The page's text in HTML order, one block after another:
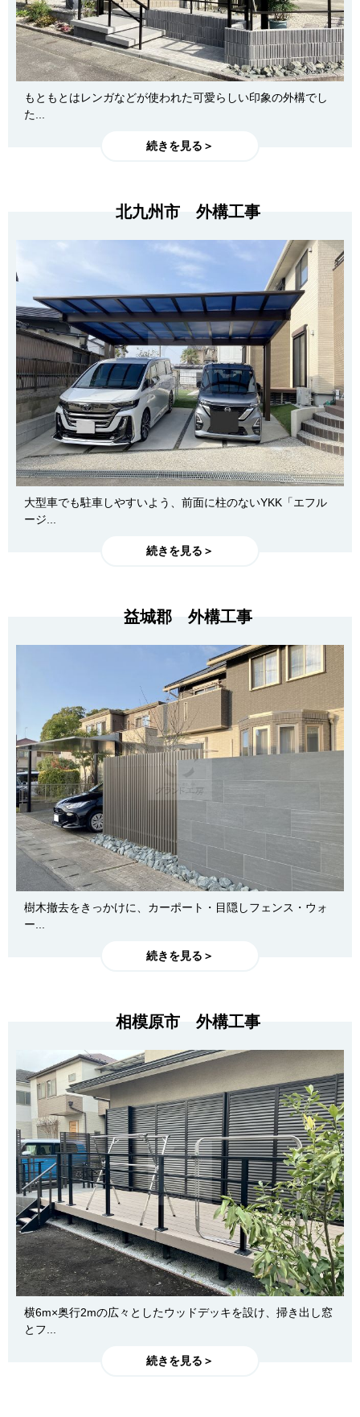
もともとはレンガなどが使われた可愛らしい印象の外構でし
た...
続きを見る＞
北九州市 外構工事
大型車でも駐車しやすいよう、前面に柱のないYKK「エフル
ージ...
続きを見る＞
益城郡 外構工事
樹木撤去をきっかけに、カーポート・目隠しフェンス・ウォ
ー...
続きを見る＞
相模原市 外構工事
横6m×奥行2mの広々としたウッドデッキを設け、掃き出し窓
とフ...
続きを見る＞